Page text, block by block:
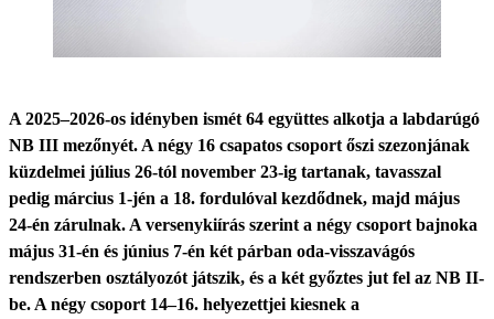
A 2025–2026-os idényben ismét 64 együttes alkotja a labdarúgó
NB III mezőnyét. A négy 16 csapatos csoport őszi szezonjának
küzdelmei július 26-tól november 23-ig tartanak, tavasszal
pedig március 1-jén a 18. fordulóval kezdődnek, majd május
24-én zárulnak. A versenykiírás szerint a négy csoport bajnoka
május 31-én és június 7-én két párban oda-visszavágós
rendszerben osztályozót játszik, és a két győztes jut fel az NB II-
be. A négy csoport 14–16. helyezettjei kiesnek a